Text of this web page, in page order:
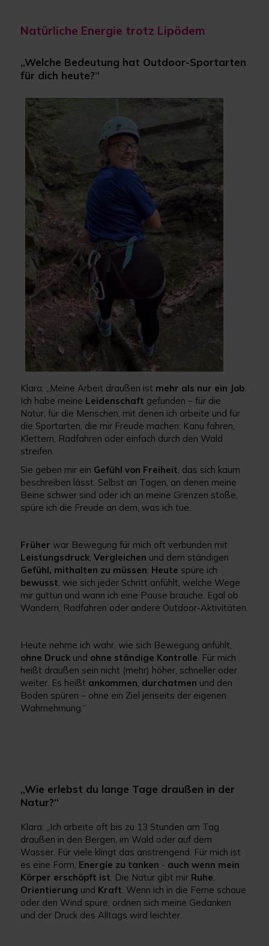
Natürliche Energie trotz Lipödem
„Welche Bedeutung hat Outdoor-Sportarten
für dich heute?“
Klara: „Meine Arbeit draußen ist mehr als nur ein Job.
Ich habe meine Leidenschaft gefunden – für die
Natur, für die Menschen, mit denen ich arbeite und für
die Sportarten, die mir Freude machen: Kanu fahren,
Klettern, Radfahren oder einfach durch den Wald
streifen.
Sie geben mir ein Gefühl von Freiheit, das sich kaum
beschreiben lässt. Selbst an Tagen, an denen meine
Beine schwer sind oder ich an meine Grenzen stoße,
spüre ich die Freude an dem, was ich tue.
Früher war Bewegung für mich oft verbunden mit
Leistungsdruck,Vergleichen und dem ständigen
Gefühl, mithalten zu müssen. Heute spüre ich
bewusst, wie sich jeder Schritt anfühlt, welche Wege
mir guttun und wann ich eine Pause brauche. Egal ob
Wandern, Radfahren oder andere Outdoor-Aktivitäten.
Heute nehme ich wahr, wie sich Bewegung anfühlt,
ohne Druck und ohne ständige Kontrolle. Für mich
heißt draußen sein nicht (mehr) höher, schneller oder
weiter. Es heißt ankommen, durchatmen und den
Boden spüren – ohne ein Ziel jenseits der eigenen
Wahrnehmung.“
„Wie erlebst du lange Tage draußen in der
Natur?“
Klara: „Ich arbeite oft bis zu 13 Stunden am Tag
draußen in den Bergen, im Wald oder auf dem
Wasser. Für viele klingt das anstrengend. Für mich ist
es eine Form, Energie zu tanken - auch wenn mein
Körper erschöpft ist. Die Natur gibt mir Ruhe,
Orientierung und Kraft. Wenn ich in die Ferne schaue
oder den Wind spüre, ordnen sich meine Gedanken
und der Druck des Alltags wird leichter.